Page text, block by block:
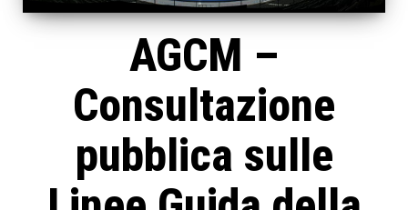
AGCM –
Consultazione
pubblica sulle